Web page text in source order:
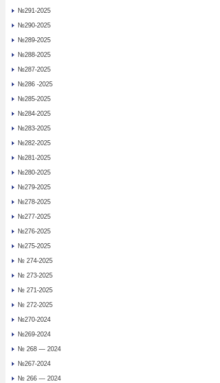
№291-2025
№290-2025
№289-2025
№288-2025
№287-2025
№286 -2025
№285-2025
№284-2025
№283-2025
№282-2025
№281-2025
№280-2025
№279-2025
№278-2025
№277-2025
№276-2025
№275-2025
№ 274-2025
№ 273-2025
№ 271-2025
№ 272-2025
№270-2024
№269-2024
№ 268 — 2024
№267-2024
№ 266 — 2024